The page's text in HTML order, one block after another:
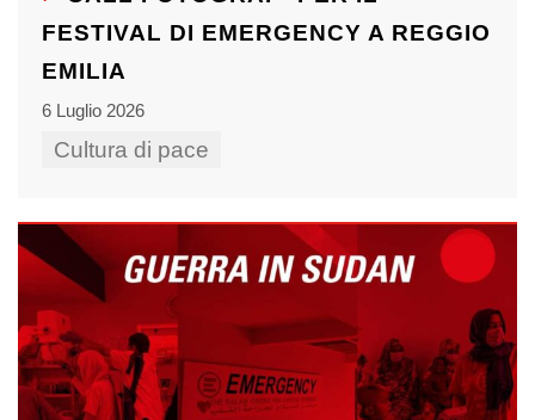
FESTIVAL DI EMERGENCY A REGGIO
EMILIA
6 Luglio 2026
Cultura di pace